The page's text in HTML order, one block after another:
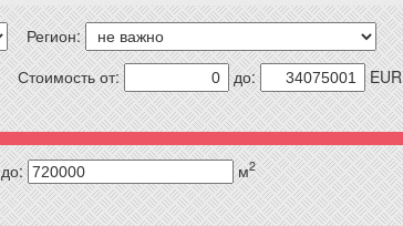
Регион:
Стоимость от: до: EUR
до: м2